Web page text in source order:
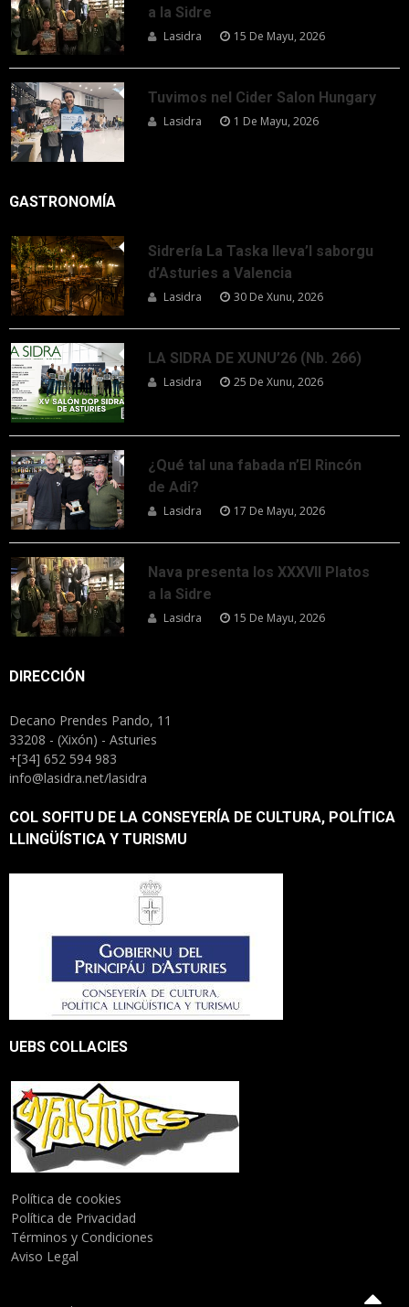
a la Sidre
Lasidra 15 De Mayu, 2026
Tuvimos nel Cider Salon Hungary
Lasidra 1 De Mayu, 2026
GASTRONOMÍA
Sidrería La Taska lleva’l saborgu
d’Asturies a Valencia
Lasidra 30 De Xunu, 2026
LA SIDRA DE XUNU’26 (Nb. 266)
Lasidra 25 De Xunu, 2026
¿Qué tal una fabada n’El Rincón
de Adi?
Lasidra 17 De Mayu, 2026
Nava presenta los XXXVII Platos
a la Sidre
Lasidra 15 De Mayu, 2026
DIRECCIÓN
Decano Prendes Pando, 11
33208 - (Xixón) - Asturies
+[34] 652 594 983
info@lasidra.net/lasidra
COL SOFITU DE LA CONSEYERÍA DE CULTURA, POLÍTICA
LLINGÜÍSTICA Y TURISMU
UEBS COLLACIES
Política de cookies
Política de Privacidad
Términos y Condiciones
Aviso Legal